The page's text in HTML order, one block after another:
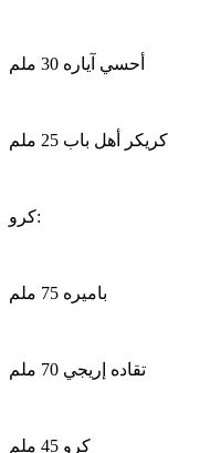
أحسي آياره 30 ملم
كريكر أهل باب 25 ملم
كرو:
باميره 75 ملم
تقاده إريجي 70 ملم
كرو 45 ملم